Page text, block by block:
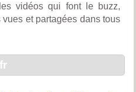
les vidéos qui font le buzz,
et partagées dans tous